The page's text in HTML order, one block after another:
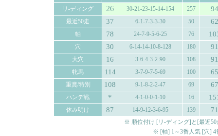
リ-ディング
26 30-21-23-15-14-154 257 94
最近50走 37 6-1-7-3-3-30 50 62
軸 78 24-7-9-5-6-25 76
穴 30 6-14-14-10-8-128 180 91
大穴 16 3-6-4-3-2-90 108 91
牝馬 114 3-7-9-7-5-69 100 65
重賞/特別 108 9-1-8-2-2-47 69 67
ハンデ戦 * 4-1-0-0-1-10 16
休み明け 87 14-9-12-3-6-95 139 71
※ 順位付け [リ-ディング]と[最近
※ [軸] 1～3番人気 [穴] 4